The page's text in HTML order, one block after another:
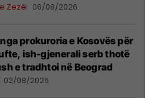
Zezë 06/08/2026
prokuroria e Kosovës për
ish-gjenerali serb thotë
e tradhtoi në Beograd
02/08/2026